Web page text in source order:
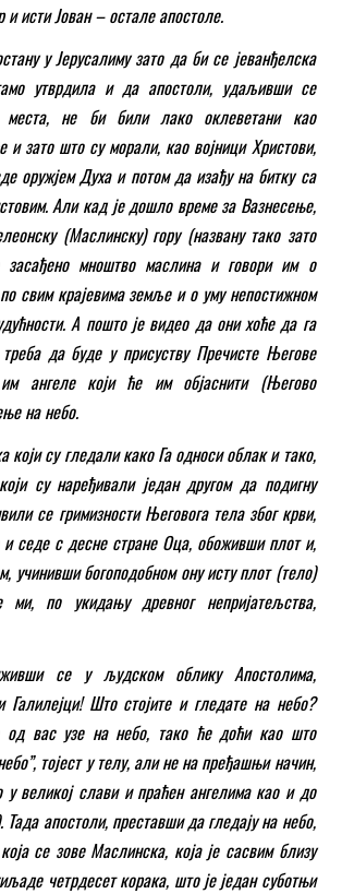
и исти Јован – остале апостоле.
у Јерусалиму зато да би се јеванђелска
утврдила и да апостоли, удаљивши се
места, не би били лако оклеветани као
зато што су морали, као војници Христови,
оружјем Духа и потом да изађу на битку са
Али кад је дошло време за Вазнесење,
(Маслинску) гору (названу тако зато
мноштво маслина и говори им о
свим крајевима земље и о уму непостижном
А пошто је видео да они хоће да га
да буде у присуству Пречисте Његове
ангеле који ће им објаснити (Његово
на небо.
који су гледали како Га односи облак и тако,
су наређивали један другом да подигну
се гримизности Његовога тела због крви,
и седе с десне стране Оца, обоживши плот и,
учинивши богоподобном ону исту плот (тело)
по укидању древног непријатељства,
се у људском облику Апостолима,
Галилејци! Што стојите и гледате на небо?
од вас узе на небо, тако ће доћи као што
”, тојест у телу, али не на пређашњи начин,
у великој слави и праћен ангелима као и до
апостоли, преставши да гледају на небо,
се зове Маслинска, која је сасвим близу
четрдесет корака, што је један суботњи